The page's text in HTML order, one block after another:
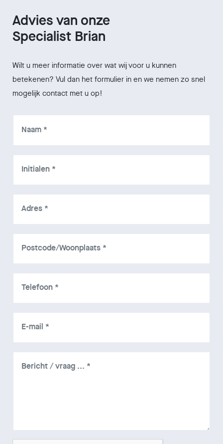
Advies van onze
Specialist Brian
Wilt u meer informatie over wat wij voor u kunnen
betekenen? Vul dan het formulier in en we nemen zo snel
mogelijk contact met u op!